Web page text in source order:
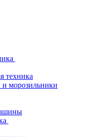
техника
морозильники